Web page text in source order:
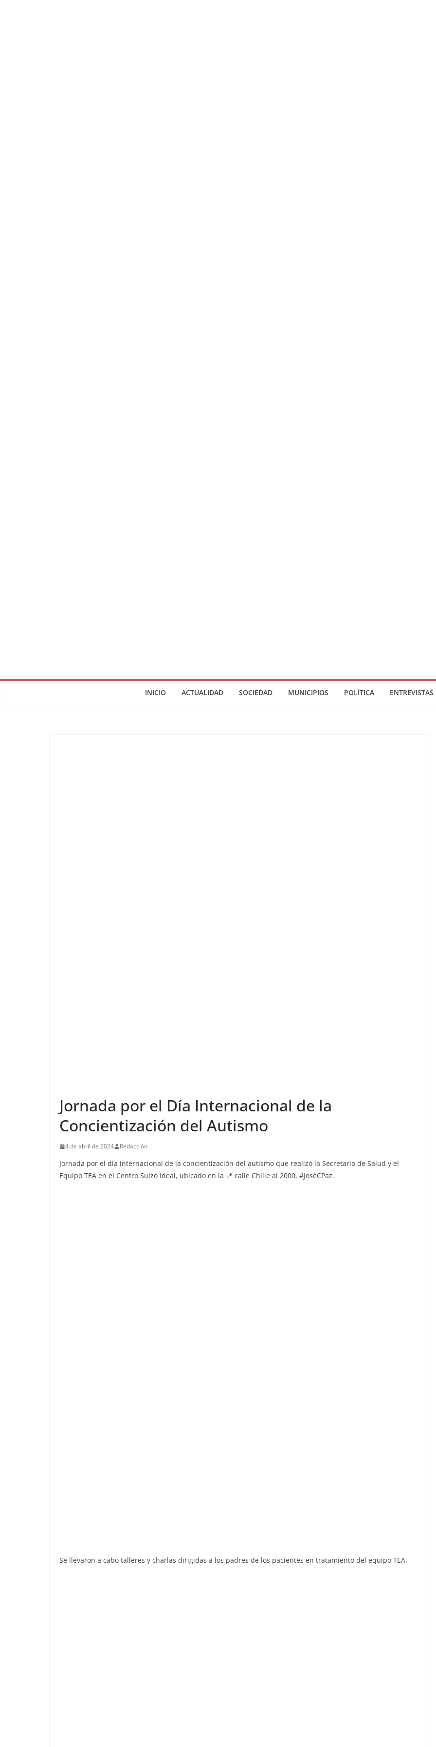
INICIO ACTUALIDAD SOCIEDAD MUNICIPIOS POLÍTICA ENTREVISTAS
Jornada por el Día Internacional de la
Concientización del Autismo
4 de abril de 2024 Redacción
Jornada por el dia internacional de la concientización del autismo que realizó la Secretaria de Salud y el
Equipo TEA en el Centro Suizo Ideal, ubicado en la 📍 calle Chille al 2000, #JoséCPaz.
Se llevaron a cabo talleres y charlas dirigidas a los padres de los pacientes en tratamiento del equipo TEA.